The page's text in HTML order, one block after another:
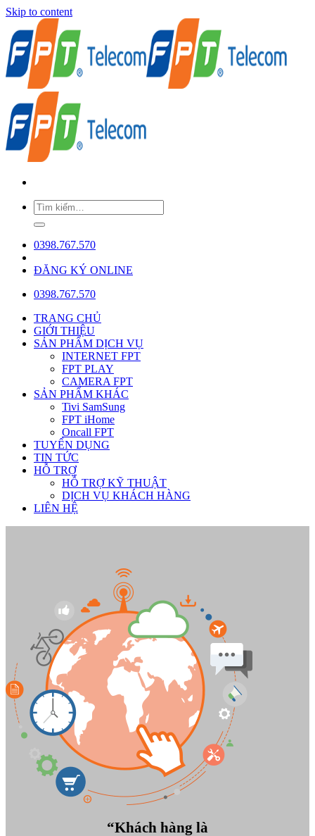
Skip to content
0398.767.570
ĐĂNG KÝ ONLINE
0398.767.570
TRANG CHỦ
GIỚI THIỆU
SẢN PHẨM DỊCH VỤ
INTERNET FPT
FPT PLAY
CAMERA FPT
SẢN PHẨM KHÁC
Tivi SamSung
FPT iHome
Oncall FPT
TUYỂN DỤNG
TIN TỨC
HỖ TRỢ
HỖ TRỢ KỸ THUẬT
DỊCH VỤ KHÁCH HÀNG
LIÊN HỆ
“Khách hàng là